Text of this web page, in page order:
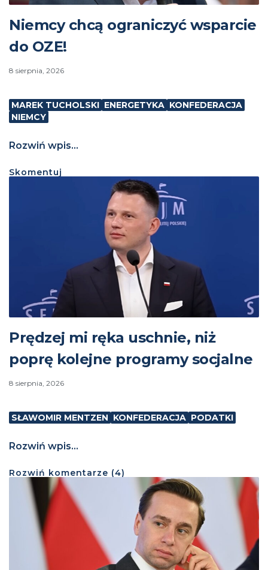
Niemcy chcą ograniczyć wsparcie
do OZE!
8 sierpnia, 2026
MAREK TUCHOLSKI ENERGETYKA KONFEDERACJA
NIEMCY
Rozwiń wpis...
Skomentuj
Prędzej mi ręka uschnie, niż
poprę kolejne programy socjalne
8 sierpnia, 2026
SŁAWOMIR MENTZEN KONFEDERACJA PODATKI
Rozwiń wpis...
Rozwiń komentarze (4)